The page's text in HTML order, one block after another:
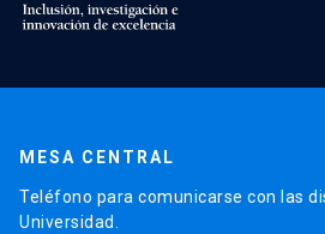
MESA CENTRAL
Teléfono para comunicarse con las
Universidad.